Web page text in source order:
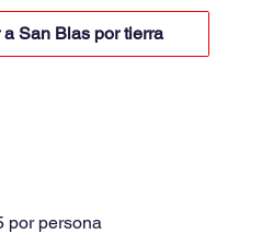
San Blas por tierra
por persona